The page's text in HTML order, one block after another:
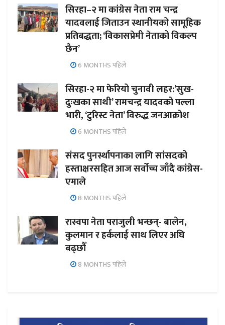
सिरहा–२ मा कांग्रेस नेता राम चन्द्र
यादवलाई जिताउन स्थानीयको सामूहिक
प्रतिबद्धता; ‘विकासप्रेमी नेताको विकल्प
छैन’
6 MONTHS पहिले
सिरहा-२ मा फेरियो चुनावी लहर:’सुख-
दुःखका साथी’ रामचन्द्र यादवको पल्ला
भारी, ‘टुरिस्ट नेता’ विरुद्ध जनआक्रोश
6 MONTHS पहिले
संसद पुनर्स्थापनाका लागि सांसदको
हस्ताक्षरसहित आज सर्वोच्च जाँदै कांग्रेस-
एमाले
8 MONTHS पहिले
रास्वपा नेता पराजुली भन्छन्- बालेन,
कुलमान र हर्कलाई साथ लिएर अघि
बढ्छौँ
8 MONTHS पहिले